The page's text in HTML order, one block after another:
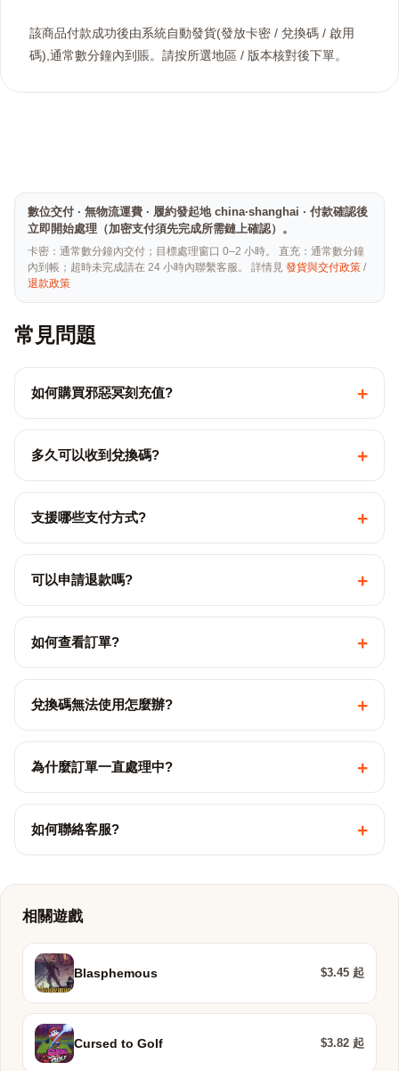
該商品付款成功後由系統自動發貨(發放卡密 / 兌換碼 / 啟用
碼),通常數分鐘內到賬。請按所選地區 / 版本核對後下單。
數位交付 · 無物流運費 · 履約發起地 china·shanghai · 付款確認後
立即開始處理（加密支付須先完成所需鏈上確認）。
卡密：通常數分鐘內交付；目標處理窗口 0–2 小時。 直充：通常數分鐘
內到帳；超時未完成請在 24 小時內聯繫客服。 詳情見 發貨與交付政策 /
退款政策
常見問題
如何購買邪惡冥刻充值? +
多久可以收到兌換碼? +
支援哪些支付方式? +
可以申請退款嗎? +
如何查看訂單? +
兌換碼無法使用怎麼辦? +
為什麼訂單一直處理中? +
如何聯絡客服? +
相關遊戲
Blasphemous $3.45 起
Cursed to Golf $3.82 起